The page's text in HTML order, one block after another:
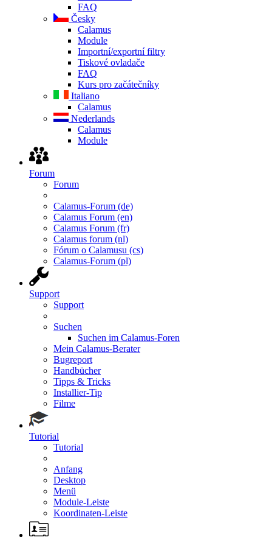
FAQ
Česky
Calamus
Module
Importní/exportní filtry
Tiskové ovladače
FAQ
Kurs pro začátečníky
Italiano
Calamus
Nederlands
Calamus
Module
Forum
Forum
Calamus-Forum (de)
Calamus Forum (en)
Calamus Forum (fr)
Calamus forum (nl)
Fórum o Calamusu (cs)
Calamus-Forum (pl)
Support
Support
Suchen
Suchen im Calamus-Foren
Mein Calamus-Berater
Bugreport
Handbücher
Tipps & Tricks
Installier-Tip
Filme
Tutorial
Tutorial
Anfang
Desktop
Menü
Module-Leiste
Koordinaten-Leiste